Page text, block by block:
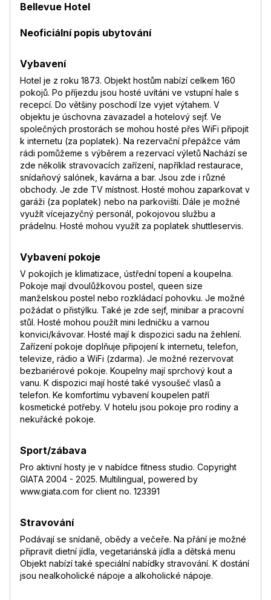
Bellevue Hotel
Neoficiální popis ubytování
Vybavení
Hotel je z roku 1873. Objekt hostům nabízí celkem 160
pokojů. Po příjezdu jsou hosté uvítáni ve vstupní hale s
recepcí. Do většiny poschodí lze vyjet výtahem. V
objektu je úschovna zavazadel a hotelový sejf. Ve
společných prostorách se mohou hosté přes WiFi připojit
k internetu (za poplatek). Na rezervační přepážce vám
rádi pomůžeme s výběrem a rezervací výletů Nachází se
zde několik stravovacích zařízení, například restaurace,
snídaňový salónek, kavárna a bar. Jsou zde i různé
obchody. Je zde TV místnost. Hosté mohou zaparkovat v
garáži (za poplatek) nebo na parkovišti. Dále je možné
využít vícejazyčný personál, pokojovou službu a
prádelnu. Hosté mohou využít za poplatek shuttleservis.
Vybavení pokoje
V pokojích je klimatizace, ústřední topení a koupelna.
Pokoje mají dvoulůžkovou postel, queen size
manželskou postel nebo rozkládací pohovku. Je možné
požádat o přistýlku. Také je zde sejf, minibar a pracovní
stůl. Hosté mohou použít mini ledničku a varnou
konvici/kávovar. Hosté mají k dispozici sadu na žehlení.
Zařízení pokoje doplňuje připojení k internetu, telefon,
televize, rádio a WiFi (zdarma). Je možné rezervovat
bezbariérové pokoje. Koupelny mají sprchový kout a
vanu. K dispozici mají hosté také vysoušeč vlasů a
telefon. Ke komfortímu vybavení koupelen patří
kosmetické potřeby. V hotelu jsou pokoje pro rodiny a
nekuřácké pokoje.
Sport/zábava
Pro aktivní hosty je v nabídce fitness studio. Copyright
GIATA 2004 - 2025. Multilingual, powered by
www.giata.com for client no. 123391
Stravování
Podávají se snídaně, obědy a večeře. Na přání je možné
připravit dietní jídla, vegetariánská jídla a dětská menu
Objekt nabízí také speciální nabídky stravování. K dostání
jsou nealkoholické nápoje a alkoholické nápoje.